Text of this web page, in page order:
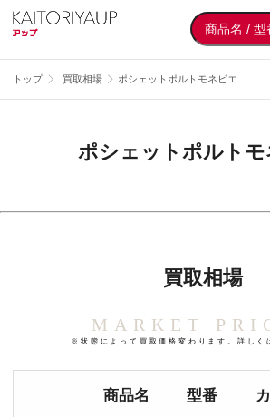
トップ 買取相場 ポシェットポルトモネビエ
ポシェットポルトモ
買取相場
MARKET
※状態によって買取価格変わります。詳しく
商品名 型番